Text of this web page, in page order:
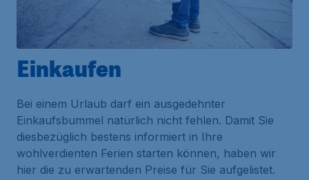
Einkaufen
Bei einem Urlaub darf ein ausgedehnter
Einkaufsbummel natürlich nicht fehlen. Damit Sie
diesbezüglich bestens informiert in Ihre
wohlverdienten Ferien starten können, haben wir
hier die zu erwartenden Preise für Sie aufgelistet.